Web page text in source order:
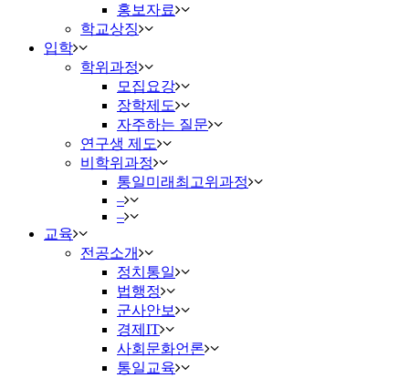
홍보자료
학교상징
입학
학위과정
모집요강
장학제도
자주하는 질문
연구생 제도
비학위과정
통일미래최고위과정
–
–
교육
전공소개
정치통일
법행정
군사안보
경제IT
사회문화언론
통일교육